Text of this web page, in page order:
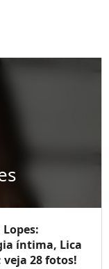
íntima, Lica
28 fotos!